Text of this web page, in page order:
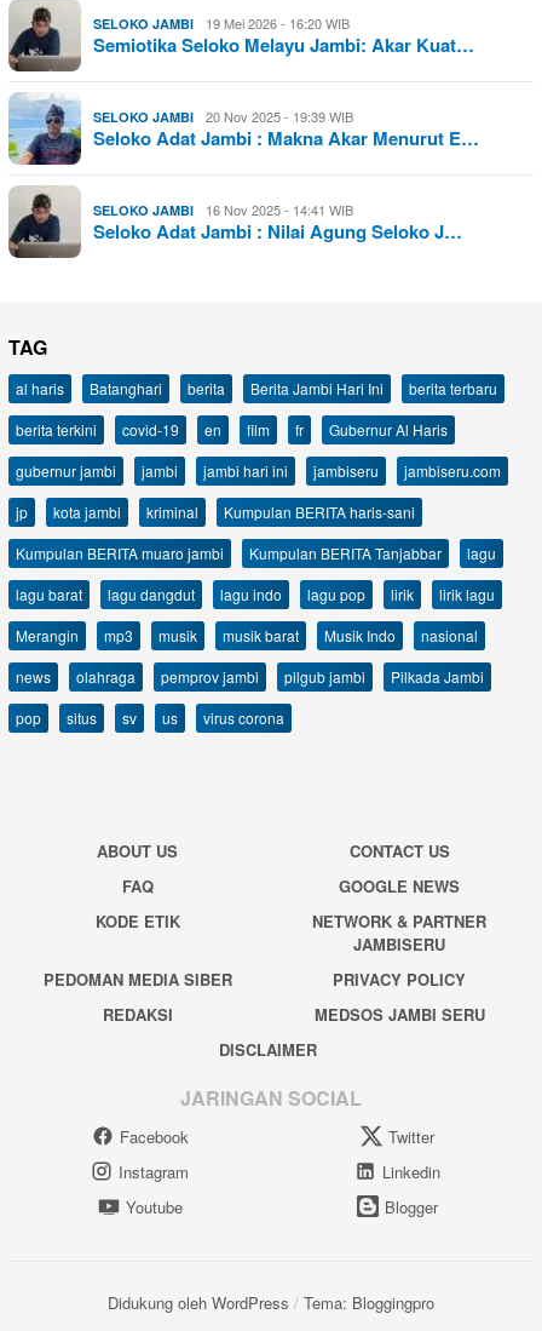
SELOKO JAMBI 19 Mei 2026 - 16:20 WIB
Semiotika Seloko Melayu Jambi: Akar Kuat…
SELOKO JAMBI 20 Nov 2025 - 19:39 WIB
Seloko Adat Jambi : Makna Akar Menurut E…
SELOKO JAMBI 16 Nov 2025 - 14:41 WIB
Seloko Adat Jambi : Nilai Agung Seloko J…
TAG
al haris Batanghari berita Berita Jambi Hari Ini
berita terbaru
berita terkini
covid-19 en film fr
Gubernur Al Haris
gubernur jambi
jambi jambi hari ini jambiseru
jambiseru.com
jp
kota jambi kriminal
Kumpulan BERITA haris-sani
Kumpulan BERITA muaro jambi
Kumpulan BERITA Tanjabbar
lagu
lagu barat
lagu dangdut lagu indo lagu pop lirik
lirik lagu
Merangin
mp3 musik musik barat Musik Indo
nasional
news
olahraga pemprov jambi pilgub jambi
Pilkada Jambi
pop
situs sv us virus corona
ABOUT US
CONTACT US
FAQ
GOOGLE NEWS
KODE ETIK
NETWORK & PARTNER
JAMBISERU
PEDOMAN MEDIA SIBER
PRIVACY POLICY
REDAKSI
MEDSOS JAMBI SERU
DISCLAIMER
JARINGAN SOCIAL
Facebook
Twitter
Instagram
Linkedin
Youtube
Blogger
Didukung oleh WordPress / Tema: Bloggingpro